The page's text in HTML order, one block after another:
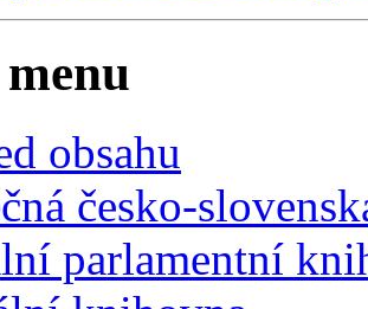
obsahu
česko-
parlamentní